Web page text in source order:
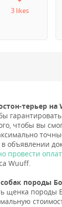
3 likes
терьер на
чтобы вы
в объявлении
провести
Wuuff.
породы
щенка породы